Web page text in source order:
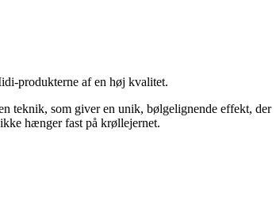
produkterne af en høj kvalitet.
teknik, som giver en unik, bølgelignende effekt, der
hænger fast på krøllejernet.